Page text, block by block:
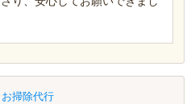
お掃除代行